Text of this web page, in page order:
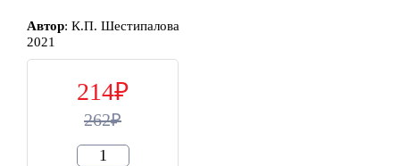
Автор: К.П. Шестипалова
2021
214
262